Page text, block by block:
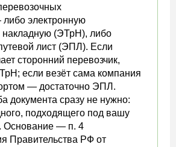
электронную
накладную (ЭТрН), либо
лист (ЭПЛ). Если
сторонний перевозчик,
если везёт сама компания
— достаточно ЭПЛ.
документа сразу не нужно:
подходящего под вашу
Основание — п. 4
Правительства РФ от